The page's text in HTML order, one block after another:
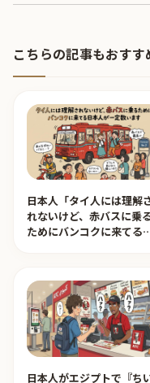
こちらの記事もおすす
日本人「タイ人には理解
れないけど、赤バスに乗
ためにバンコクに来てる
日本人がエジプトで『ち